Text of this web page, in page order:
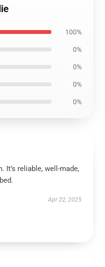
100%
0%
0%
0%
0%
It’s reliable, well-made,
Apr 22, 2025